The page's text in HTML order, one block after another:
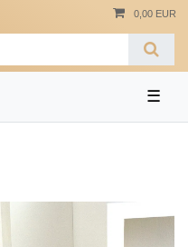
0,00 EUR
☰